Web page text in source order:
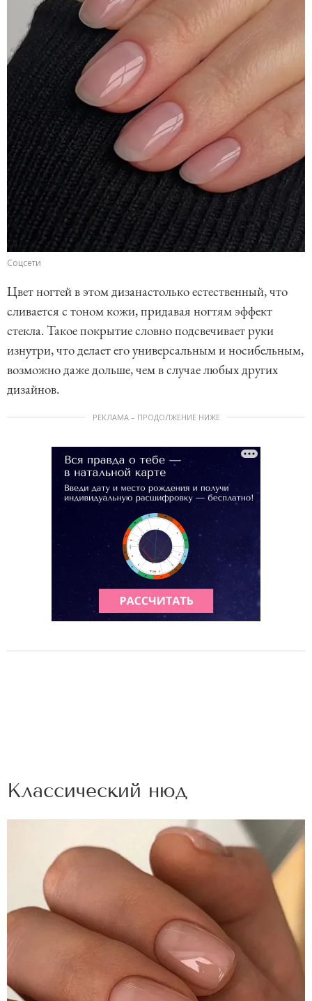
Соцсети
Цвет ногтей в этом дизанастолько естественный, что
сливается с тоном кожи, придавая ногтям эффект
стекла. Такое покрытие словно подсвечивает руки
изнутри, что делает его универсальным и носибельным,
возможно даже дольше, чем в случае любых других
дизайнов.
РЕКЛАМА – ПРОДОЛЖЕНИЕ НИЖЕ
Классический нюд